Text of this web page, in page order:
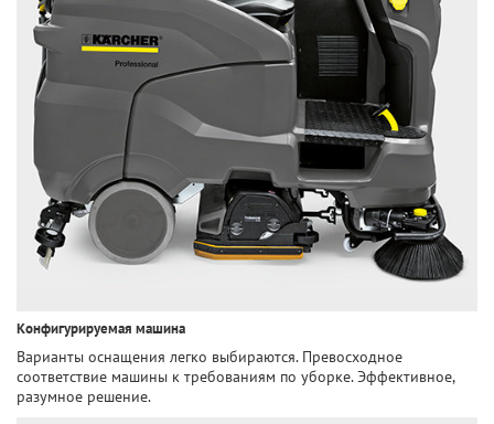
Конфигурируемая машина
Варианты оснащения легко выбираются. Превосходное
соответствие машины к требованиям по уборке. Эффективное,
разумное решение.